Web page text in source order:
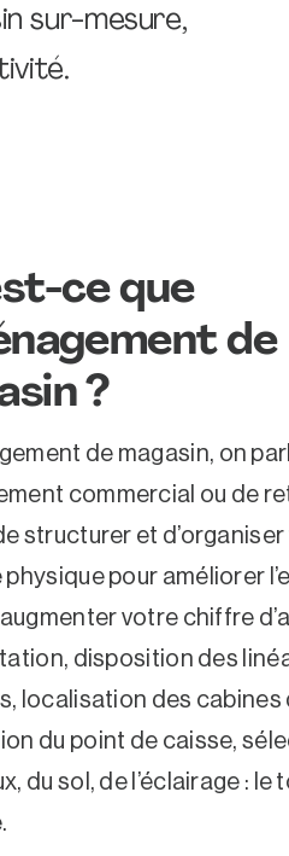
sur-mesure,
ce que
de
?
de magasin, on
commercial ou de
structurer et
physique pour améliorer
votre chiffre
disposition des
localisation des cabines
du point de caisse,
du sol, de l’éclairage : le